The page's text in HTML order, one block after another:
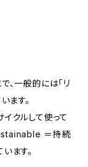
、一般的には「リ
ます。
クルして使って
＝持続
ます。